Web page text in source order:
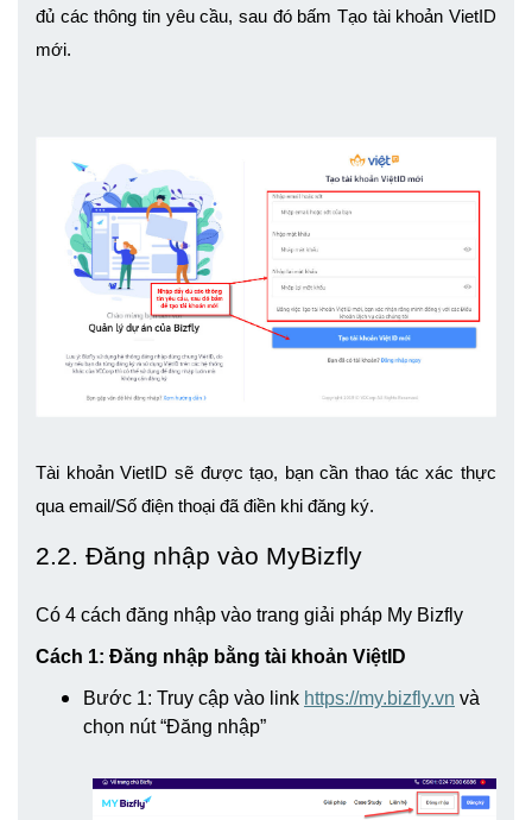
đủ các thông tin yêu cầu, sau đó bấm Tạo tài khoản VietID
mới.
Tài khoản VietID sẽ được tạo, bạn cần thao tác xác thực
qua email/Số điện thoại đã điền khi đăng ký.
2.2. Đăng nhập vào MyBizfly
Có 4 cách đăng nhập vào trang giải pháp My Bizfly
Cách 1: Đăng nhập bằng tài khoản ViệtID
Bước 1: Truy cập vào link https://my.bizfly.vn và
chọn nút “Đăng nhập”